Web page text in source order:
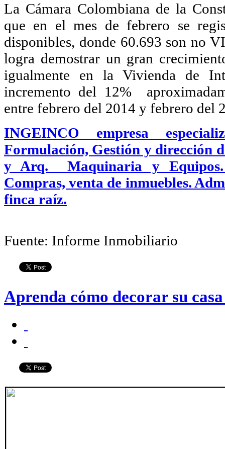
La Cámara Colombiana de la
que en el mes de febrero se
disponibles, donde 60.693 son no
logra demostrar un gran
igualmente en la Vivienda de
incremento del 12%
entre febrero del 2014 y febrero del
INGEINCO empresa
Formulación, Gestión y dirección
y Arq. Maquinaria y
Compras, venta de inmuebles.
finca raíz.
Fuente: Informe Inmobiliario
Aprenda cómo decorar su